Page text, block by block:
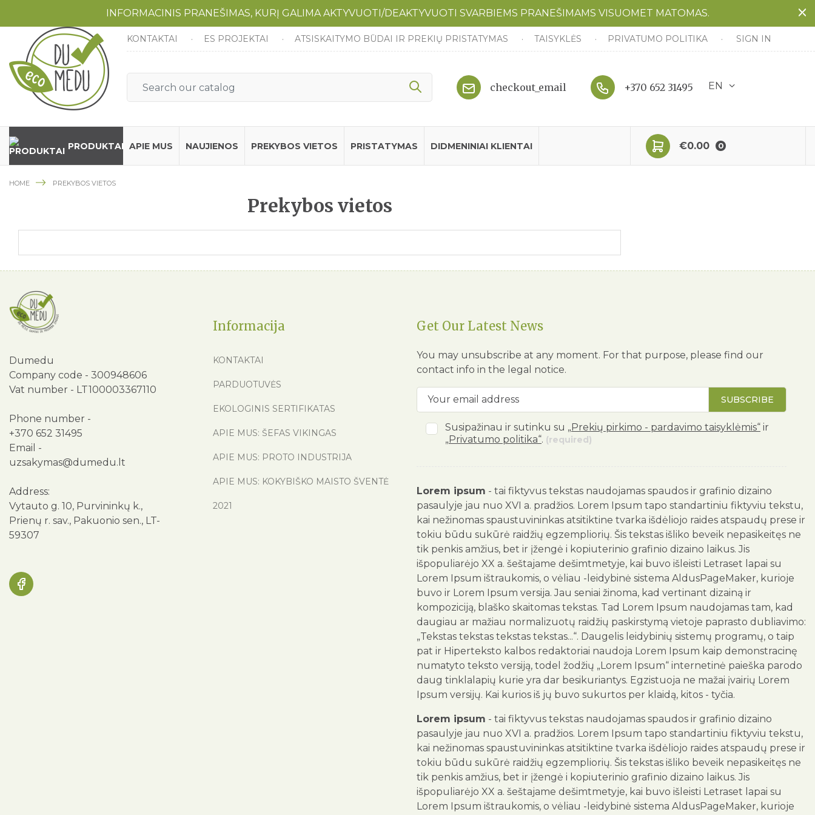
INFORMACINIS PRANEŠIMAS, KURĮ GALIMA AKTYVUOTI/DEAKTYVUOTI SVARBIEMS PRANEŠIMAMS VISUOMET MATOMAS.
KONTAKTAI ES PROJEKTAI ATSISKAITYMO BŪDAI IR PREKIŲ PRISTATYMAS TAISYKLĖS PRIVATUMO POLITIKA SIGN IN
checkout_email +370 652 31495 EN
PRODUKTAI APIE MUS NAUJIENOS PREKYBOS VIETOS PRISTATYMAS DIDMENINIAI KLIENTAI €0.00 0
HOME PREKYBOS VIETOS
Prekybos vietos
Dumedu
Company code - 300948606
Vat number - LT100003367110
Phone number -
+370 652 31495
Email -
uzsakymas@dumedu.lt
Address:
Vytauto g. 10, Purvininkų k.,
Prienų r. sav., Pakuonio sen., LT-
59307
Informacija
KONTAKTAI
PARDUOTUVĖS
EKOLOGINIS SERTIFIKATAS
APIE MUS: ŠEFAS VIKINGAS
APIE MUS: PROTO INDUSTRIJA
APIE MUS: KOKYBIŠKO MAISTO ŠVENTĖ
2021
Get Our Latest News
You may unsubscribe at any moment. For that purpose, please find our
contact info in the legal notice.
SUBSCRIBE
Susipažinau ir sutinku su „Prekių pirkimo - pardavimo taisyklėmis“ ir
„Privatumo politika“. (required)
Lorem ipsum - tai fiktyvus tekstas naudojamas spaudos ir grafinio dizaino
pasaulyje jau nuo XVI a. pradžios. Lorem Ipsum tapo standartiniu fiktyviu tekstu,
kai nežinomas spaustuvininkas atsitiktine tvarka išdėliojo raides atspaudų prese ir
tokiu būdu sukūrė raidžių egzempliorių. Šis tekstas išliko beveik nepasikeitęs ne
tik penkis amžius, bet ir įžengė i kopiuterinio grafinio dizaino laikus. Jis
išpopuliarėjo XX a. šeštajame dešimtmetyje, kai buvo išleisti Letraset lapai su
Lorem Ipsum ištraukomis, o vėliau -leidybinė sistema AldusPageMaker, kurioje
buvo ir Lorem Ipsum versija. Jau seniai žinoma, kad vertinant dizainą ir
kompoziciją, blaško skaitomas tekstas. Tad Lorem Ipsum naudojamas tam, kad
daugiau ar mažiau normalizuotų raidžių paskirstymą vietoje paprasto dubliavimo:
„Tekstas tekstas tekstas tekstas...“. Daugelis leidybinių sistemų programų, o taip
pat ir Hiperteksto kalbos redaktoriai naudoja Lorem Ipsum kaip demonstracinę
numatyto teksto versiją, todel žodžių „Lorem Ipsum“ internetinė paieška parodo
daug tinklalapių kurie yra dar besikuriantys. Egzistuoja ne mažai įvairių Lorem
Ipsum versijų. Kai kurios iš jų buvo sukurtos per klaidą, kitos - tyčia.
Lorem ipsum - tai fiktyvus tekstas naudojamas spaudos ir grafinio dizaino
pasaulyje jau nuo XVI a. pradžios. Lorem Ipsum tapo standartiniu fiktyviu tekstu,
kai nežinomas spaustuvininkas atsitiktine tvarka išdėliojo raides atspaudų prese ir
tokiu būdu sukūrė raidžių egzempliorių. Šis tekstas išliko beveik nepasikeitęs ne
tik penkis amžius, bet ir įžengė i kopiuterinio grafinio dizaino laikus. Jis
išpopuliarėjo XX a. šeštajame dešimtmetyje, kai buvo išleisti Letraset lapai su
Lorem Ipsum ištraukomis, o vėliau -leidybinė sistema AldusPageMaker, kurioje